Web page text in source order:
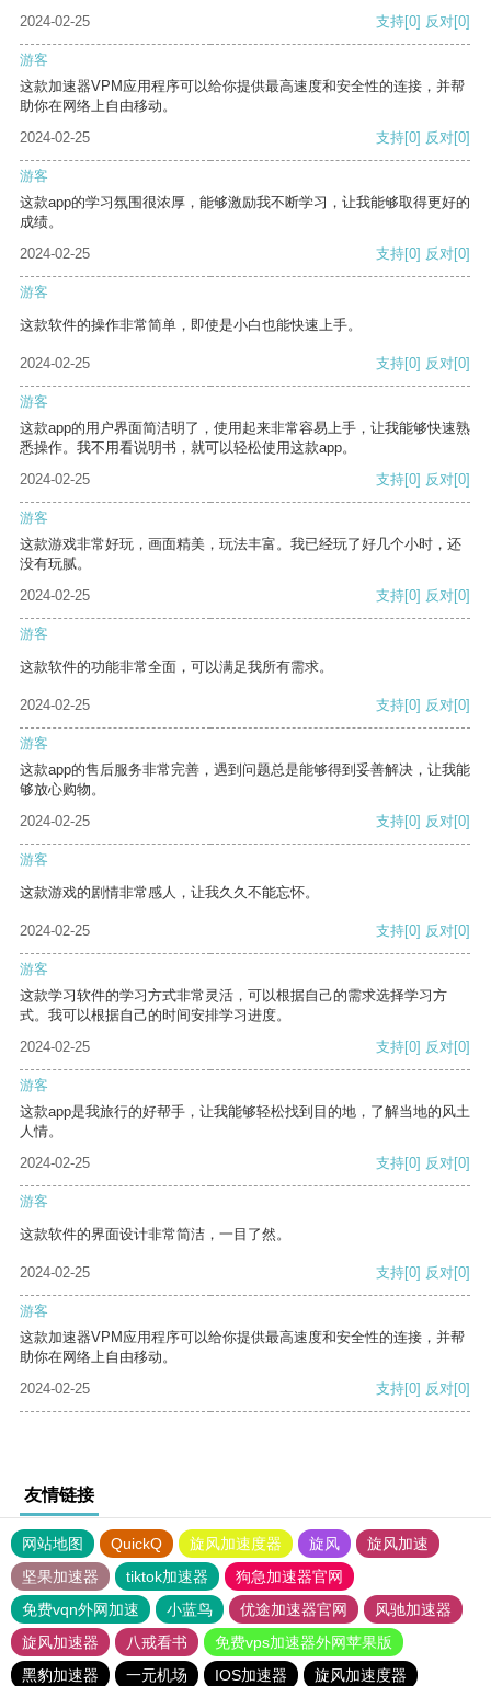
2024-02-25
支持[0] 反对[0]
游客
这款加速器VPM应用程序可以给你提供最高速度和安全性的连接，并帮
助你在网络上自由移动。
2024-02-25
支持[0] 反对[0]
游客
这款app的学习氛围很浓厚，能够激励我不断学习，让我能够取得更好的
成绩。
2024-02-25
支持[0] 反对[0]
游客
这款软件的操作非常简单，即使是小白也能快速上手。
2024-02-25 支持[0] 反对[0]
游客
这款app的用户界面简洁明了，使用起来非常容易上手，让我能够快速熟
悉操作。我不用看说明书，就可以轻松使用这款app。
2024-02-25
支持[0] 反对[0]
游客
这款游戏非常好玩，画面精美，玩法丰富。我已经玩了好几个小时，还
没有玩腻。
2024-02-25
支持[0] 反对[0]
游客
这款软件的功能非常全面，可以满足我所有需求。
2024-02-25 支持[0] 反对[0]
游客
这款app的售后服务非常完善，遇到问题总是能够得到妥善解决，让我能
够放心购物。
2024-02-25
支持[0] 反对[0]
游客
这款游戏的剧情非常感人，让我久久不能忘怀。
2024-02-25 支持[0] 反对[0]
游客
这款学习软件的学习方式非常灵活，可以根据自己的需求选择学习方
式。我可以根据自己的时间安排学习进度。
2024-02-25
支持[0] 反对[0]
游客
这款app是我旅行的好帮手，让我能够轻松找到目的地，了解当地的风土
人情。
2024-02-25
支持[0] 反对[0]
游客
这款软件的界面设计非常简洁，一目了然。
2024-02-25 支持[0] 反对[0]
游客
这款加速器VPM应用程序可以给你提供最高速度和安全性的连接，并帮
助你在网络上自由移动。
2024-02-25
支持[0] 反对[0]
友情链接
网站地图 QuickQ 旋风加速度器 旋风
旋风加速
坚果加速器
tiktok加速器
狗急加速器官网
免费vqn外网加速
小蓝鸟 优途加速器官网
风驰加速器
旋风加速器
八戒看书
免费vps加速器外网苹果版
黑豹加速器
一元机场 IOS加速器 旋风加速度器